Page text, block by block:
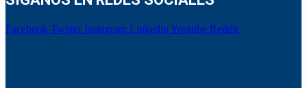
Facebook Twitter Instagram Linkedin Youtube Reddit